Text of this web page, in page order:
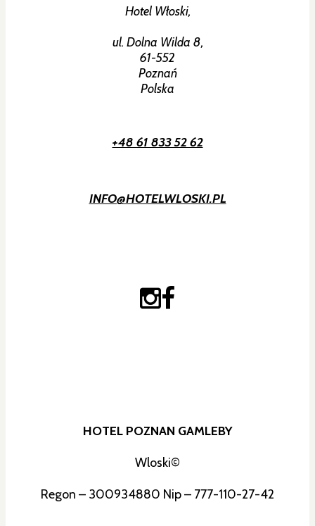
Hotel Włoski,
ul. Dolna Wilda 8,
61-552
Poznań
Polska
+48 61 833 52 62
INFO@HOTELWLOSKI.PL
HOTEL POZNAN GAMLEBY
Wloski©
Regon – 300934880 Nip – 777-110-27-42